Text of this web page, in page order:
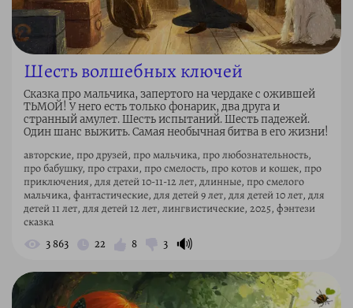
Шесть волшебных ключей
Сказка про мальчика, запертого на чердаке с ожившей
ТЬМОЙ! У него есть только фонарик, два друга и
странный амулет. Шесть испытаний. Шесть падежей.
Один шанс выжить. Самая необычная битва в его жизни!
авторские, про друзей, про мальчика, про любознательность,
про бабушку, про страхи, про смелость, про котов и кошек, про
приключения, для детей 10-11-12 лет, длинные, про смелого
мальчика, фантастические, для детей 9 лет, для детей 10 лет, для
детей 11 лет, для детей 12 лет, лингвистические, 2025, фэнтези
сказка
3 863 22 8 3 🔊